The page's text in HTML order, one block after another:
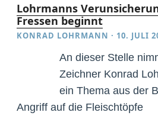
Lohrmanns
Fressen beginnt
KONRAD LOHRMANN · 10. JULI
An dieser Stelle
Zeichner Konrad
ein Thema aus der
Angriff auf die Fleischtöpfe